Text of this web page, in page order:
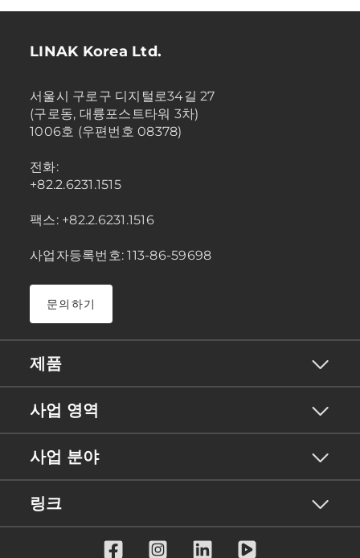
LINAK Korea Ltd.
서울시 구로구 디지털로34길 27
(구로동, 대륭포스트타워 3차)
1006호 (우편번호 08378)
전화:
+82.2.6231.1515
팩스: +82.2.6231.1516
사업자등록번호: 113-86-59698
문의하기
제품
사업 영역
사업 분야
링크